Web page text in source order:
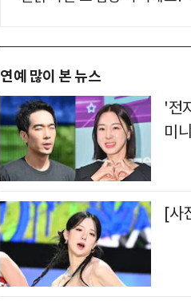
연예 많이 본 뉴스
'전
미
[사